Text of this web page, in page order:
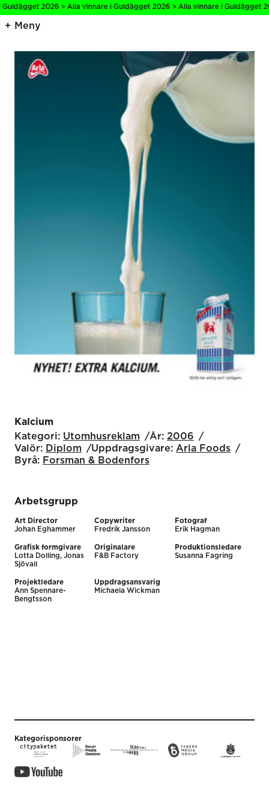
2026 > Alla vinnare i Guldägget 2026 > Alla vinnare i Guldägget
Meny
Kalcium
Kategori: Utomhus­reklam År: 2006
Valör: Diplom Uppdragsgivare: Arla Foods
Byrå: Forsman & Bodenfors
Arbetsgrupp
Art Director
Johan Eghammer
Copywriter
Fredrik Jansson
Fotograf
Erik Hagman
Grafisk formgivare
Lotta Dolling, Jonas
Sjövall
Originalare
F&B Factory
Produktionsledare
Susanna Fagring
Projektledare
Ann Spennare-
Bengtsson
Uppdragsansvarig
Michaela Wickman
Kategorisponsorer